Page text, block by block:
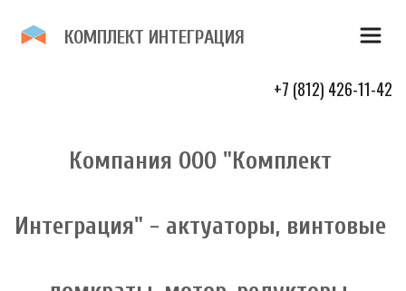
К­­ОМПЛЕКТ И­­НТЕГР­­­­­­АЦИЯ
+7 (812) 426-11-42
Компания ООО "Комплект
Интеграция" - актуаторы, винтовые